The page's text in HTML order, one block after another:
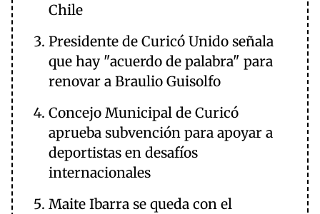
Chile
Presidente de Curicó Unido señala
que hay "acuerdo de palabra" para
renovar a Braulio Guisolfo
Concejo Municipal de Curicó
aprueba subvención para apoyar a
deportistas en desafíos
internacionales
Maite Ibarra se queda con el